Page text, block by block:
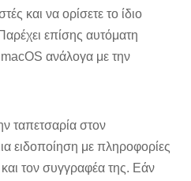
και να ορίσετε το ίδιο
επίσης αυτόματη
ανάλογα με την
ταπετσαρία στον
ειδοποίηση με πληροφορίες
τον συγγραφέα της. Εάν